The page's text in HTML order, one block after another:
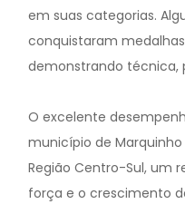
em suas categorias.
conquistaram
demonstrando técnica,
O excelente
município de
Região Centro-Sul, um
força e o crescimento